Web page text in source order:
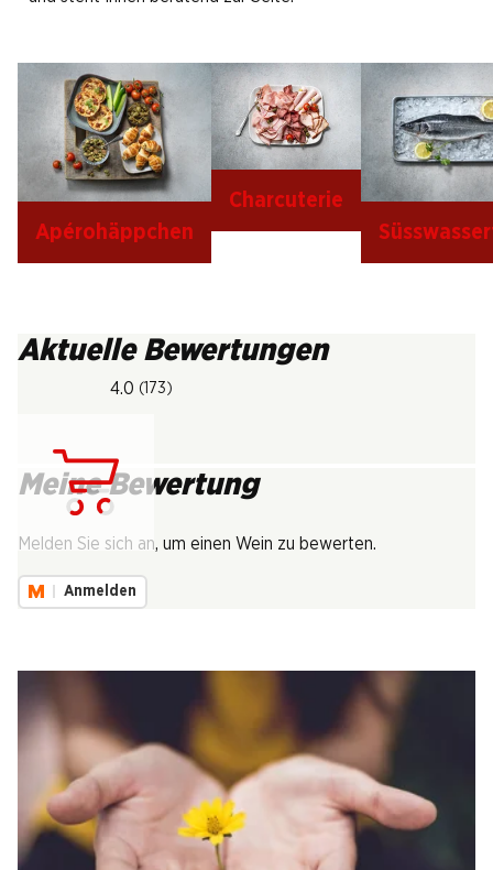
Apérohäppchen
Charcuterie
Aktuelle Bewertungen
4.0 (173)
Meine Bewertung
Melden Sie sich an, um einen Wein zu bewerten.
Anmelden